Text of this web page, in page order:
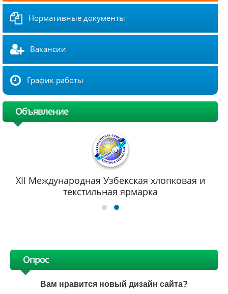
Нормативные документы
Вакансии
График работы
Объявление
XII Международная Узбекская хлопковая и
текстильная ярмарка
Опрос
Вам нравится новый дизайн сайта?